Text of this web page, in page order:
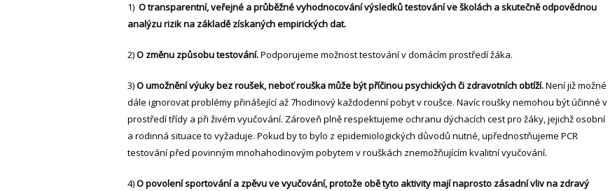
1) O transparentní, veřejné a průběžné vyhodnocování výsledků testování ve školách a skutečně odpovědnou
analýzu rizik na základě získaných empirických dat.
2)O změnu způsobu testování.Podporujeme možnost testování v domácím prostředí žáka.
3)O umožnění výuky bez roušek, neboť rouška může být příčinou psychických či zdravotních obtíží.Není již možné
dále ignorovat problémy přinášející až 7hodinový každodenní pobyt v roušce. Navíc roušky nemohou být účinné v
prostředí třídy a při živém vyučování. Zároveň plně respektujeme ochranu dýchacích cest pro žáky, jejichž osobní
a rodinná situace to vyžaduje. Pokud by to bylo z epidemiologických důvodů nutné, upřednostňujeme PCR
testování před povinným mnohahodinovým pobytem v rouškách znemožňujícím kvalitní vyučování.
4)O povolení sportování a zpěvu ve vyučování, protože obě tyto aktivity mají naprosto zásadní vliv na zdravý